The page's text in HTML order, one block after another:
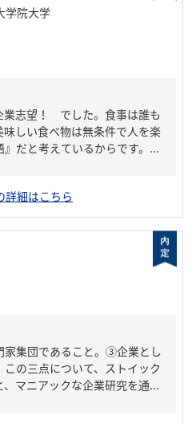
学院大学
業志望！ でした。食事は誰も
しい食べ物は無条件で人を楽
だと考えているからです。...
詳細はこちら
集団であること。③企業とし
の三点について、ストイック
マニアックな企業研究を通...